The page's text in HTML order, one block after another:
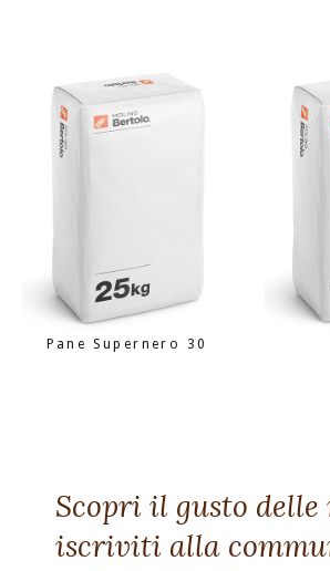
Pane Supernero 30
Scopri il gusto delle
iscriviti alla